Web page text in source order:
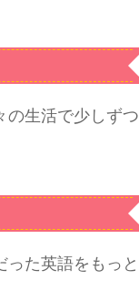
の生活で少しずつ
た英語をもっと